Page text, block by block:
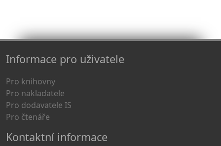
Informace pro uživatele
Pro knihovny
Pro nakladatele
Pro dodavatele IS
Pro čtenáře
Kontaktní informace